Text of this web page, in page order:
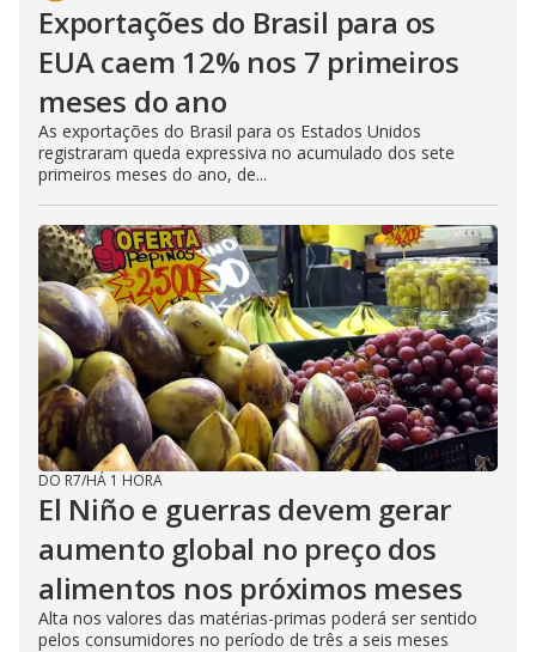
Exportações do Brasil para os
EUA caem 12% nos 7 primeiros
meses do ano
As exportações do Brasil para os Estados Unidos
registraram queda expressiva no acumulado dos sete
primeiros meses do ano, de...
DO R7/HÁ 1 HORA
El Niño e guerras devem gerar
aumento global no preço dos
alimentos nos próximos meses
Alta nos valores das matérias-primas poderá ser sentido
pelos consumidores no período de três a seis meses